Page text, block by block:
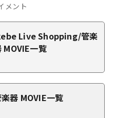
メント
Live Shopping/管楽
MOVIE一覧
器 MOVIE一覧